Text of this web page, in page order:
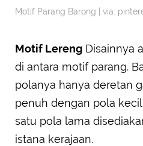
Motif Parang Barong | via:
Motif Lereng Disainnya
di antara motif parang.
polanya hanya deretan
penuh dengan pola
satu pola lama
istana kerajaan.